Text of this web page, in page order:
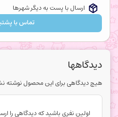
ارسال با پست به دیگر شهرها
تماس با
دیدگاهها
هیچ دیدگاهی برای این محصول نوشته
اولین نفری باشید که دیدگاهی را